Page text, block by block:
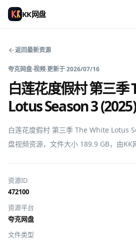
KK网盘
返回最新资源
夸克网盘·视频·更新于2026/07/16
白莲花度假村 第三季
Lotus Season 3 (2025)
白莲花度假村 第三季 The White Lotus
盘视频资源，文件大小 189.9 GB，由KK
资源ID
472100
资源平台
夸克网盘
文件类型